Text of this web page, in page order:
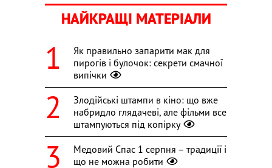
НАЙКРАЩІ МАТЕРІАЛИ
Як правильно запарити мак для
пирогів і булочок: секрети смачної
випічки
Злодійські штампи в кіно: що вже
набридло глядачеві, але фільми все
штампуються під копірку
Медовий Спас 1 серпня – традиції і
що не можна робити